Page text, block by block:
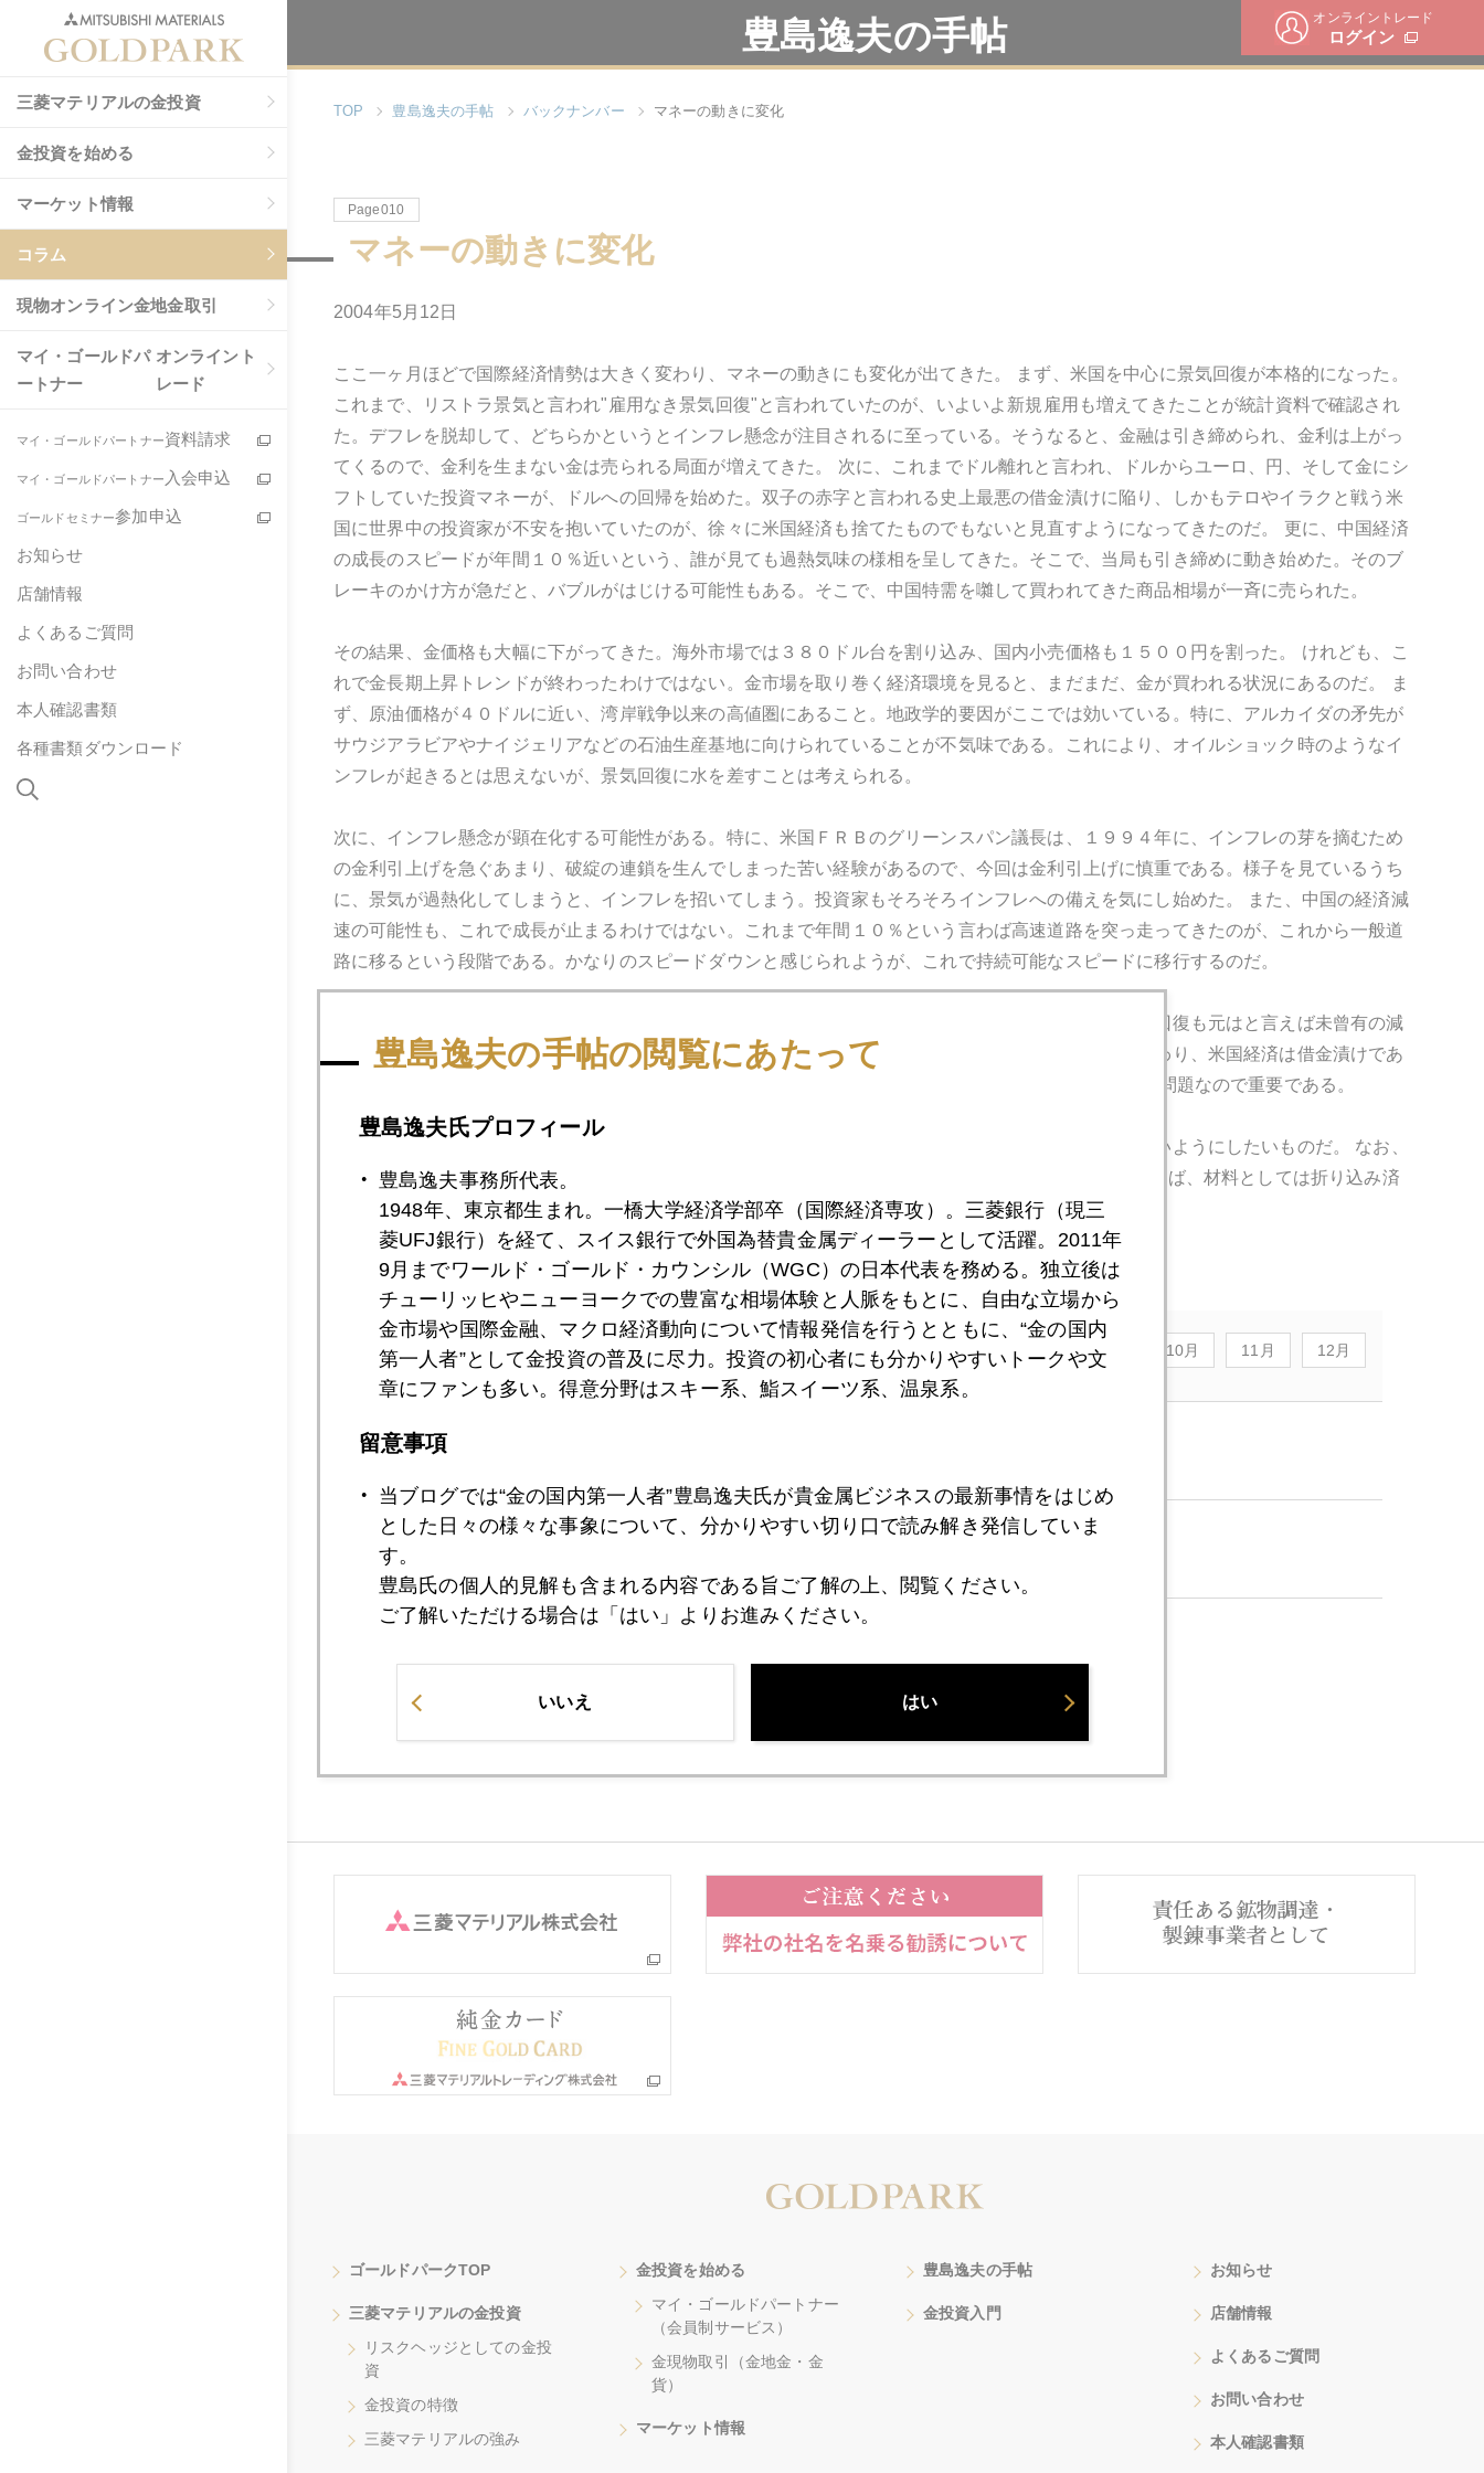
オンライントレード
ログイン
三菱マテリアルの金投資
金投資を始める
マーケット情報
コラム
現物オンライン金地金取引
マイ・ゴールドパ
ートナー
オンライント
レード
マイ・ゴールドパートナー資料請求
マイ・ゴールドパートナー 入会申込
ゴールドセミナー参加申込
お知らせ
店舗情報
よくあるご質問
お問い合わせ
本人確認書類
各種書類ダウンロード
豊島逸夫の手帖
TOP 豊島逸夫の手帖 バックナンバー マネーの動きに変化
Page010
マネーの動きに変化
2004年5月12日
ここ一ヶ月ほどで国際経済情勢は大きく変わり、マネーの動きにも変化が出てきた。 まず、米国を中心に景気回復が本格的になった。
これまで、リストラ景気と言われ"雇用なき景気回復"と言われていたのが、いよいよ新規雇用も増えてきたことが統計資料で確認され
た。デフレを脱却して、どちらかというとインフレ懸念が注目されるに至っている。そうなると、金融は引き締められ、金利は上がっ
てくるので、金利を生まない金は売られる局面が増えてきた。 次に、これまでドル離れと言われ、ドルからユーロ、円、そして金にシ
フトしていた投資マネーが、ドルへの回帰を始めた。双子の赤字と言われる史上最悪の借金漬けに陥り、しかもテロやイラクと戦う米
国に世界中の投資家が不安を抱いていたのが、徐々に米国経済も捨てたものでもないと見直すようになってきたのだ。 更に、中国経済
の成長のスピードが年間１０％近いという、誰が見ても過熱気味の様相を呈してきた。そこで、当局も引き締めに動き始めた。そのブ
レーキのかけ方が急だと、バブルがはじける可能性もある。そこで、中国特需を囃して買われてきた商品相場が一斉に売られた。
その結果、金価格も大幅に下がってきた。海外市場では３８０ドル台を割り込み、国内小売価格も１５００円を割った。 けれども、こ
れで金長期上昇トレンドが終わったわけではない。金市場を取り巻く経済環境を見ると、まだまだ、金が買われる状況にあるのだ。 ま
ず、原油価格が４０ドルに近い、湾岸戦争以来の高値圏にあること。地政学的要因がここでは効いている。特に、アルカイダの矛先が
サウジアラビアやナイジェリアなどの石油生産基地に向けられていることが不気味である。これにより、オイルショック時のようなイ
ンフレが起きるとは思えないが、景気回復に水を差すことは考えられる。
次に、インフレ懸念が顕在化する可能性がある。特に、米国ＦＲＢのグリーンスパン議長は、１９９４年に、インフレの芽を摘むため
の金利引上げを急ぐあまり、破綻の連鎖を生んでしまった苦い経験があるので、今回は金利引上げに慎重である。様子を見ているうち
に、景気が過熱化してしまうと、インフレを招いてしまう。投資家もそろそろインフレへの備えを気にし始めた。 また、中国の経済減
速の可能性も、これで成長が止まるわけではない。これまで年間１０％という言わば高速道路を突っ走ってきたのが、これから一般道
路に移るという段階である。かなりのスピードダウンと感じられようが、これで持続可能なスピードに移行するのだ。
また、米国経済のアキレス腱といわれる膨大な双子の赤字は相変わらず手付かずのままだ。今回の景気回復も元はと言えば未曾有の減
税という大盤振る舞いにより可能となったもの。そのツケとしての史上最悪の財政赤字に経常赤字も加わり、米国経済は借金漬けであ
る。ドル安＝金買いの流れがいずれ復活する可能性大と言わねばならぬ。 この最後の要因が特に構造的問題なので重要である。
今の市場は金も為替も株も金利上昇にばかり目を奪われている感があるが、大きなトレンドを見失わないようにしたいものだ。 なお、
過去の経験則では"米国の利上げまではドル高、実施後はドル安"といわれる。一旦金利が上がってしまえば、材料としては折り込み済
みになるということだ。
2004年 1月 2月 3月 4月 5月 6月 7月 9月 10月 11月 12月
2004年05月27日
2004年05月12日
バックナンバー
ゴールドパークTOP
三菱マテリアルの金投資
リスクヘッジとしての金投
資
金投資の特徴
三菱マテリアルの強み
金投資を始める
マイ・ゴールドパートナー
（会員制サービス）
金現物取引（金地金・金
貨）
マーケット情報
豊島逸夫の手帖
金投資入門
お知らせ
店舗情報
よくあるご質問
お問い合わせ
本人確認書類
豊島逸夫の手帖の閲覧にあたって
豊島逸夫氏プロフィール
豊島逸夫事務所代表。
1948年、東京都生まれ。一橋大学経済学部卒（国際経済専攻）。三菱銀行（現三
菱UFJ銀行）を経て、スイス銀行で外国為替貴金属ディーラーとして活躍。2011年
9月までワールド・ゴールド・カウンシル（WGC）の日本代表を務める。独立後は
チューリッヒやニューヨークでの豊富な相場体験と人脈をもとに、自由な立場から
金市場や国際金融、マクロ経済動向について情報発信を行うとともに、“金の国内
第一人者”として金投資の普及に尽力。投資の初心者にも分かりやすいトークや文
章にファンも多い。得意分野はスキー系、鮨スイーツ系、温泉系。
留意事項
当ブログでは“金の国内第一人者”豊島逸夫氏が貴金属ビジネスの最新事情をはじめ
とした日々の様々な事象について、分かりやすい切り口で読み解き発信していま
す。
豊島氏の個人的見解も含まれる内容である旨ご了解の上、閲覧ください。
ご了解いただける場合は「はい」よりお進みください。
いいえ はい